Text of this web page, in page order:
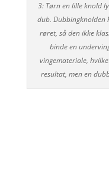
3: Tørn en lille knold
dub.
røret, så den ikke
binde en
vingemateriale,
resultat, men en